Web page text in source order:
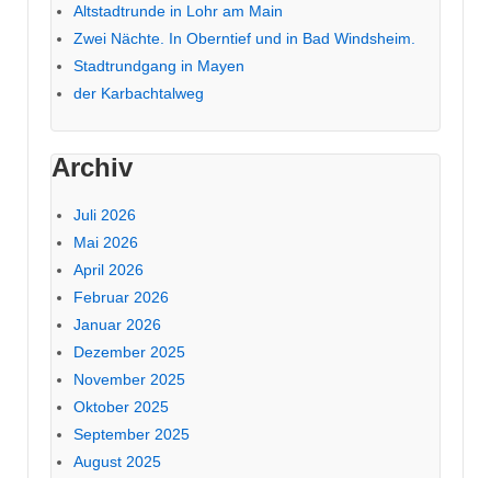
Altstadtrunde in Lohr am Main
Zwei Nächte. In Oberntief und in Bad Windsheim.
Stadtrundgang in Mayen
der Karbachtalweg
Archiv
Juli 2026
Mai 2026
April 2026
Februar 2026
Januar 2026
Dezember 2025
November 2025
Oktober 2025
September 2025
August 2025